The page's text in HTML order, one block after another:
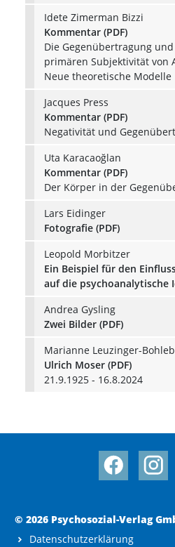
Idete Zimerman Bizzi
Kommentar (PDF)
Die Gegenübertragung
primären Subjektivität von
Neue theoretische Modelle
Jacques Press
Kommentar (PDF)
Negativität und
Uta Karacaoğlan
Kommentar (PDF)
Der Körper in der
Lars Eidinger
Fotografie (PDF)
Leopold Morbitzer
Ein Beispiel für den
auf die psychoanalytische
Andrea Gysling
Zwei Bilder (PDF)
Marianne Leuzinger-
Ulrich Moser (PDF)
21.9.1925 - 16.8.2024
© 2026 Psychosozial-Verlag
Datenschutzerklärung